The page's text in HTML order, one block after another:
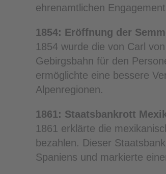
ehrenamtlichen
1854: Eröffnung der
1854 wurde die von Carl
Gebirgsbahn für den
ermöglichte eine bessere
Alpenregionen.
1861: Staatsbankrott
1861 erklärte die
bezahlen. Dieser
Spaniens und markierte